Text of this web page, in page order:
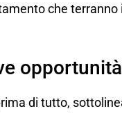
che
opportunità
di tutto,